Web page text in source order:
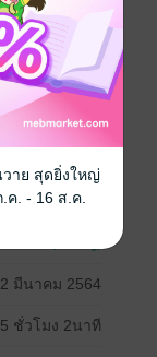
เป็นของเขา
ดที่รักอันดับ
ะคนเดียวใน
Obbieone
มีนาคม 2564
ชั่วโมง 2นาที
วาย สุดยิ่งใหญ่
ค. - 16 ส.ค.